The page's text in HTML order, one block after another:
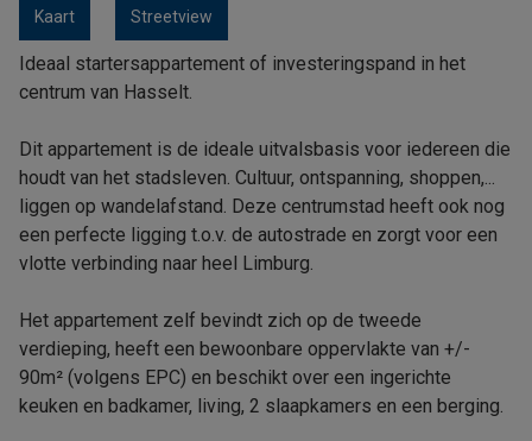
Kaart Streetview
Ideaal startersappartement of investeringspand in het
centrum van Hasselt.
Dit appartement is de ideale uitvalsbasis voor iedereen die
houdt van het stadsleven. Cultuur, ontspanning, shoppen,...
liggen op wandelafstand. Deze centrumstad heeft ook nog
een perfecte ligging t.o.v. de autostrade en zorgt voor een
vlotte verbinding naar heel Limburg.
Het appartement zelf bevindt zich op de tweede
verdieping, heeft een bewoonbare oppervlakte van +/-
90m² (volgens EPC) en beschikt over een ingerichte
keuken en badkamer, living, 2 slaapkamers en een berging.